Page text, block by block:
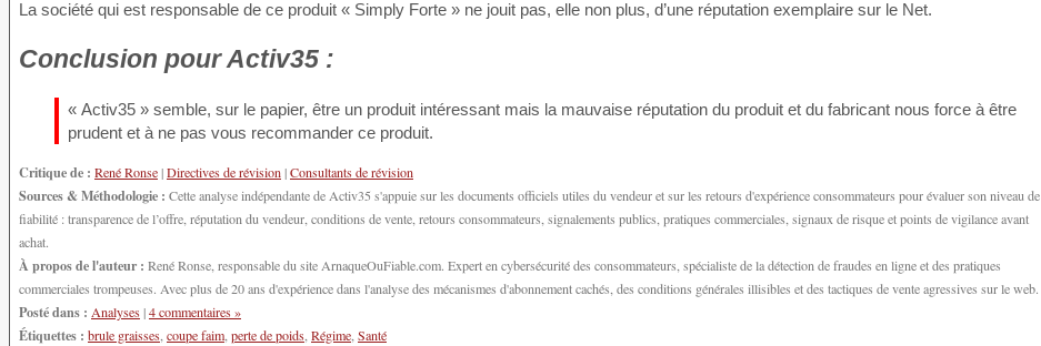
La société qui est responsable de ce produit « Simply Forte » ne jouit pas, elle non plus, d’une réputation exemplaire sur le Net.
Conclusion pour Activ35 :
« Activ35 » semble, sur le papier, être un produit intéressant mais la mauvaise réputation du produit et du fabricant nous force à être
prudent et à ne pas vous recommander ce produit.
Critique de : René Ronse|Directives de révision|Consultants de révision
Sources & Méthodologie : Cette analyse indépendante de Activ35 s'appuie sur les documents officiels utiles du vendeur et sur les retours d'expérience consommateurs pour évaluer son niveau de
fiabilité : transparence de l’offre, réputation du vendeur, conditions de vente, retours consommateurs, signalements publics, pratiques commerciales, signaux de risque et points de vigilance avant
achat.
À propos de l'auteur : René Ronse, responsable du site ArnaqueOuFiable.com. Expert en cybersécurité des consommateurs, spécialiste de la détection de fraudes en ligne et des pratiques
commerciales trompeuses. Avec plus de 20 ans d'expérience dans l'analyse des mécanismes d'abonnement cachés, des conditions générales illisibles et des tactiques de vente agressives sur le web.
Posté dans : Analyses|4 commentaires »
Étiquettes : brule graisses coupe faim perte de poids Régime Santé